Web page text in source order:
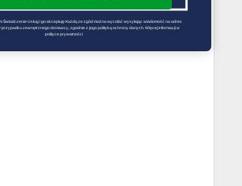
Świadczenie Usług i go akceptuję Każdą ze zgód można wycofać wysyłając wiadomość na adres
przypadku zewnętrznego dostawcy, zgodnie z jego polityką ochrony danych. Więcej informacji w
polityce prywatności